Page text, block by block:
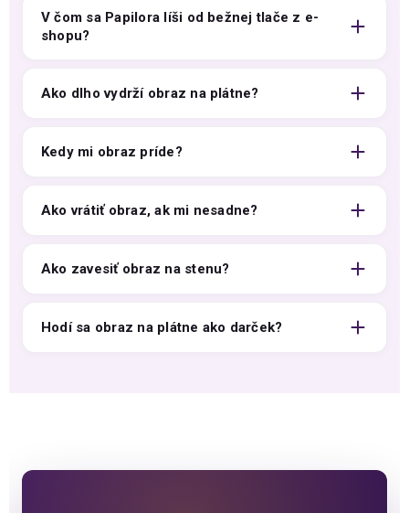
V čom sa Papilora líši od bežnej tlače z e-
shopu?
Ako dlho vydrží obraz na plátne?
Kedy mi obraz príde?
Ako vrátiť obraz, ak mi nesadne?
Ako zavesiť obraz na stenu?
Hodí sa obraz na plátne ako darček?